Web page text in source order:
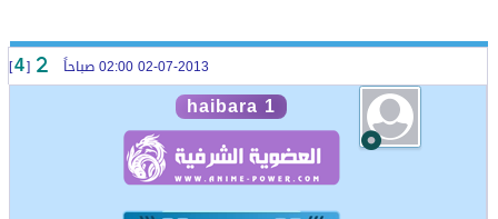
[
4
]
haibara 1